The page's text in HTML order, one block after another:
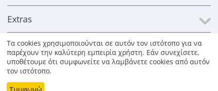
Extras
Επικοινωνία
© 1996-2026 Kosmosat SA. Με επιφύλαξη παντός δικαιώματος.
Όλα τα εμπορικά σήματα παραμένουν ιδιοκτησία των νόμιμων
Τα cookies χρησιμοποιούνται σε αυτόν τον ιστότοπο για να
παρέχουν την καλύτερη εμπειρία χρήστη. Εάν συνεχίσετε,
υποθέτουμε ότι συμφωνείτε να λαμβάνετε cookies από αυτόν
τον ιστότοπο.